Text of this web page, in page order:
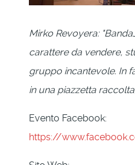
Mirko Revoyera:
carattere da vendere,
gruppo incantevole. In
in una piazzetta
Evento Facebook:
https://